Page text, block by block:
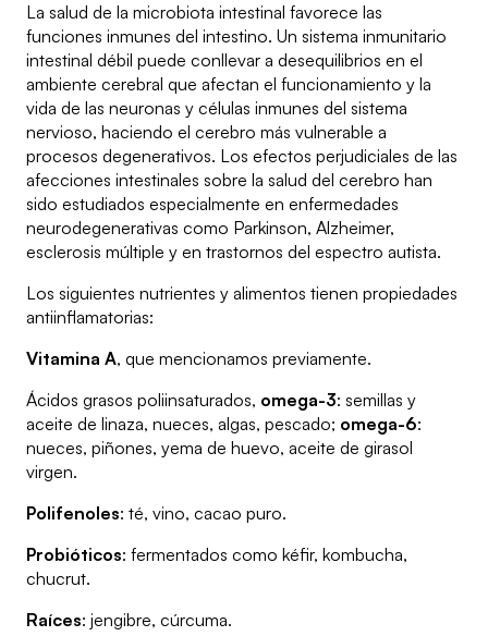
La salud de la microbiota intestinal favorece las
funciones inmunes del intestino. Un sistema inmunitario
intestinal débil puede conllevar a desequilibrios en el
ambiente cerebral que afectan el funcionamiento y la
vida de las neuronas y células inmunes del sistema
nervioso, haciendo el cerebro más vulnerable a
procesos degenerativos. Los efectos perjudiciales de las
afecciones intestinales sobre la salud del cerebro han
sido estudiados especialmente en enfermedades
neurodegenerativas como Parkinson, Alzheimer,
esclerosis múltiple y en trastornos del espectro autista.
Los siguientes nutrientes y alimentos tienen propiedades
antiinflamatorias:
Vitamina A, que mencionamos previamente.
Ácidos grasos poliinsaturados, omega-3: semillas y
aceite de linaza, nueces, algas, pescado; omega-6:
nueces, piñones, yema de huevo, aceite de girasol
virgen.
Polifenoles: té, vino, cacao puro.
Probióticos: fermentados como kéfir, kombucha,
chucrut.
Raíces: jengibre, cúrcuma.